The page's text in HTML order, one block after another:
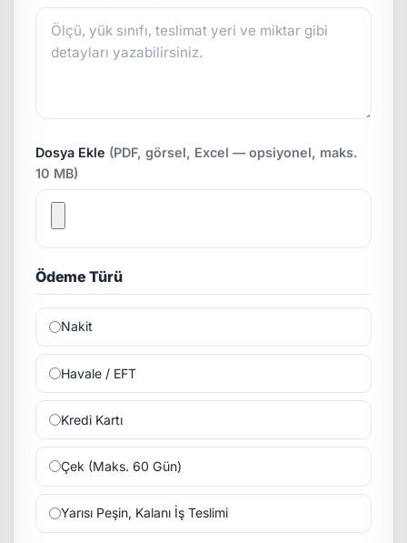
Dosya Ekle (PDF, görsel, Excel — opsiyonel, maks.
10 MB)
Ödeme Türü
Nakit
Havale / EFT
Kredi Kartı
Çek (Maks. 60 Gün)
Yarısı Peşin, Kalanı İş Teslimi